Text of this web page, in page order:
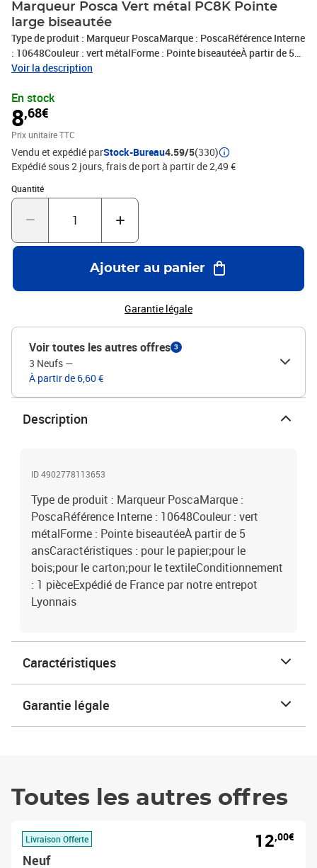
Marqueur Posca Vert métal PC8K Pointe
large biseautée
Type de produit : Marqueur PoscaMarque : PoscaRéférence Interne
: 10648Couleur : vert métalForme : Pointe biseautéeÀ partir de 5
ansCaractéristiques : pour le papier;pour le bois;pour le
par notre entrepot Lyonnais
Voir la description
En stock
8,68€
Prix unitaire TTC
Vendu et expédié parStock-Bureau4.59/5(330)
Expédié sous 2 jours, frais de port à partir de 2,49 €
Quantité
Quantité : 1
Ajouter au panier
Garantie légale
Voir toutes les autres offres 3
3 Neufs —
À partir de 6,60 €
Description
ID 4902778113653
Type de produit : Marqueur PoscaMarque :
PoscaRéférence Interne : 10648Couleur : vert
métalForme : Pointe biseautéeÀ partir de 5
ansCaractéristiques : pour le papier;pour le
bois;pour le carton;pour le textileConditionnement
: 1 pièceExpédié de France par notre entrepot
Lyonnais
Caractéristiques
Garantie légale
Toutes les autres offres
Livraison Offerte
Neuf
12,00€